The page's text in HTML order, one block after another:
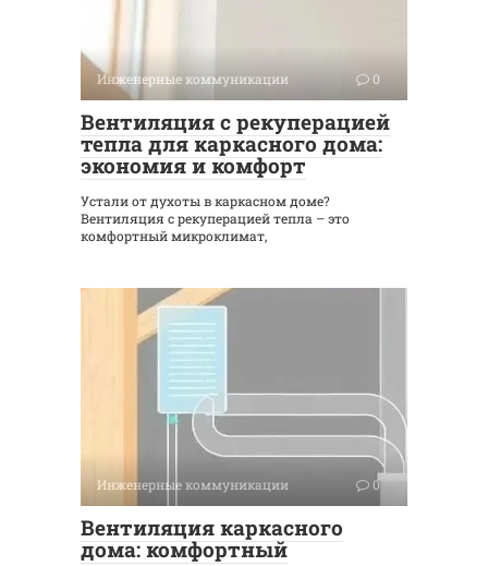
Инженерные коммуникации 0
Вентиляция с рекуперацией
тепла для каркасного дома:
экономия и комфорт
Устали от духоты в каркасном доме?
Вентиляция с рекуперацией тепла – это
комфортный микроклимат,
Инженерные коммуникации 0
Вентиляция каркасного
дома: комфортный